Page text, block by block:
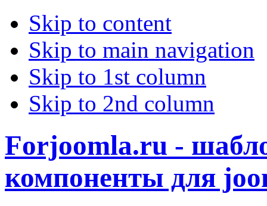
Skip to content
Skip to main navigation
Skip to 1st column
Skip to 2nd column
Forjoomla.ru -
компоненты для